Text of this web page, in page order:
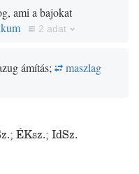
ami a bajokat
2 adat
ámítás; maszlag
; ÉKsz.; IdSz.